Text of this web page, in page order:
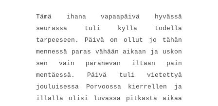
Tämä ihana vapaapäivä hyvässä
seurassa tuli kyllä todella
tarpeeseen. Päivä on ollut jo tähän
mennessä paras vähään aikaan ja uskon
sen vain paranevan iltaan päin
mentäessä. Päivä tuli vietettyä
jouluisessa Porvoossa kierrellen ja
illalla olisi luvassa pitkästä aikaa